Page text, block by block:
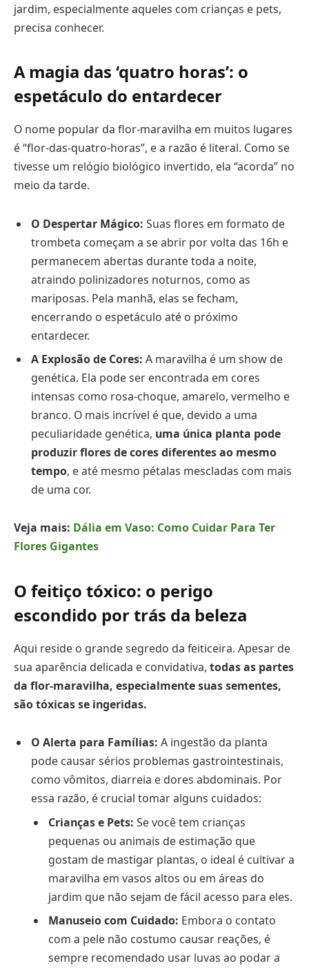
jardim, especialmente aqueles com crianças e pets,
precisa conhecer.
A magia das ‘quatro horas’: o
espetáculo do entardecer
O nome popular da flor-maravilha em muitos lugares
é “flor-das-quatro-horas”, e a razão é literal. Como se
tivesse um relógio biológico invertido, ela “acorda” no
meio da tarde.
O Despertar Mágico: Suas flores em formato de
trombeta começam a se abrir por volta das 16h e
permanecem abertas durante toda a noite,
atraindo polinizadores noturnos, como as
mariposas. Pela manhã, elas se fecham,
encerrando o espetáculo até o próximo
entardecer.
A Explosão de Cores: A maravilha é um show de
genética. Ela pode ser encontrada em cores
intensas como rosa-choque, amarelo, vermelho e
branco. O mais incrível é que, devido a uma
peculiaridade genética, uma única planta pode
produzir flores de cores diferentes ao mesmo
tempo, e até mesmo pétalas mescladas com mais
de uma cor.
Veja mais: Dália em Vaso: Como Cuidar Para Ter
Flores Gigantes
O feitiço tóxico: o perigo
escondido por trás da beleza
Aqui reside o grande segredo da feiticeira. Apesar de
sua aparência delicada e convidativa, todas as partes
da flor-maravilha, especialmente suas sementes,
são tóxicas se ingeridas.
O Alerta para Famílias: A ingestão da planta
pode causar sérios problemas gastrointestinais,
como vômitos, diarreia e dores abdominais. Por
essa razão, é crucial tomar alguns cuidados:
Crianças e Pets: Se você tem crianças
pequenas ou animais de estimação que
gostam de mastigar plantas, o ideal é cultivar a
maravilha em vasos altos ou em áreas do
jardim que não sejam de fácil acesso para eles.
Manuseio com Cuidado: Embora o contato
com a pele não costumo causar reações, é
sempre recomendado usar luvas ao podar a